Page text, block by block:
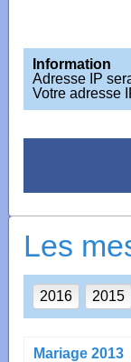
Information
Adresse IP
Votre adresse
Les
2016 2015
mariage 2013